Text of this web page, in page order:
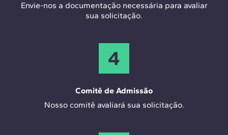
Envie-nos a documentação necessária para avaliar
sua solicitação.
4
Comitê de Admissão
Nosso comitê avaliará sua solicitação.